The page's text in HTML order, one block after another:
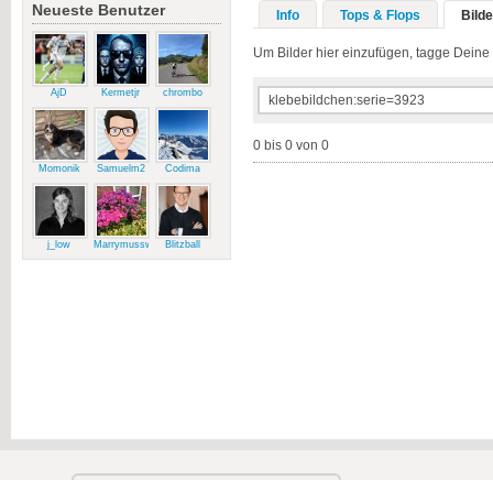
Neueste Benutzer
AjD Kermetjr chrombo
Momonik Samuelm2 Codima
j_low Marrymussweg Blitzball
Info Tops & Flops
Um Bilder hier einzufügen, tagge Deine
0 bis 0 von 0